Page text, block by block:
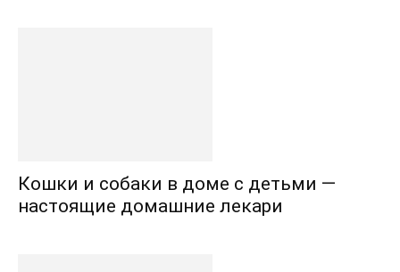
Кошки и собаки в доме с детьми —
настоящие домашние лекари